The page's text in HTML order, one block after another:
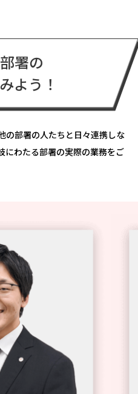
署の
よう！
の部署の人たちと日々連携しな
にわたる部署の実際の業務をご